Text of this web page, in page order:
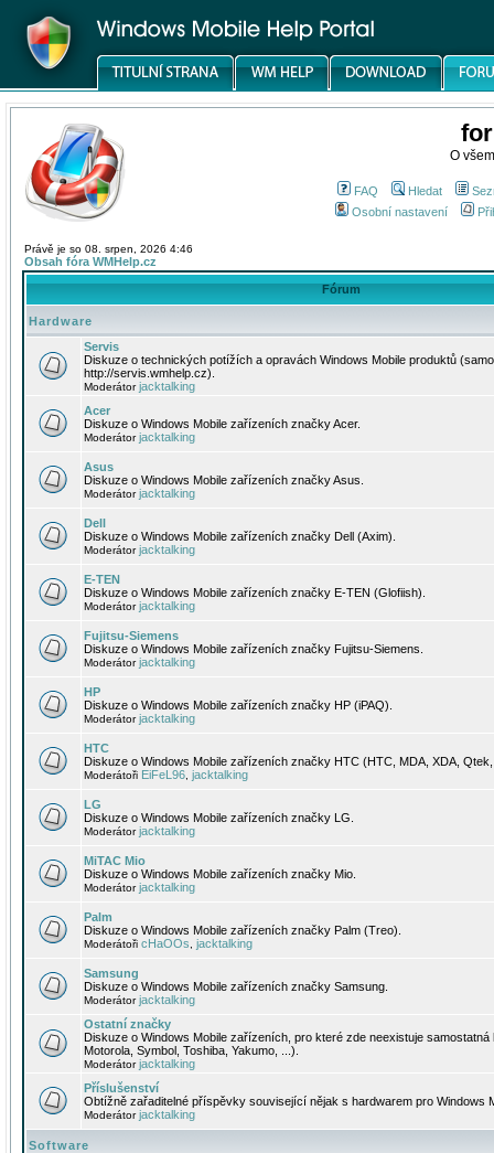
O
FAQ Hledat
Osobní nastavení
Právě je so 08. srpen, 2026 4:46
Obsah fóra WMHelp.cz
Fórum
Hardware
Servis
Diskuze o technických potížích a opravách Windows Mobile produktů
http://servis.wmhelp.cz).
Moderátorjacktalking
Acer
Diskuze o Windows Mobile zařízeních značky Acer.
Moderátorjacktalking
Asus
Diskuze o Windows Mobile zařízeních značky Asus.
Moderátorjacktalking
Dell
Diskuze o Windows Mobile zařízeních značky Dell (Axim).
Moderátorjacktalking
E-TEN
Diskuze o Windows Mobile zařízeních značky E-TEN (Glofiish).
Moderátorjacktalking
Fujitsu-Siemens
Diskuze o Windows Mobile zařízeních značky Fujitsu-Siemens.
Moderátorjacktalking
HP
Diskuze o Windows Mobile zařízeních značky HP (iPAQ).
Moderátorjacktalking
HTC
Diskuze o Windows Mobile zařízeních značky HTC (HTC, MDA, XDA,
Moderátoři EiFeL96 jacktalking
LG
Diskuze o Windows Mobile zařízeních značky LG.
Moderátorjacktalking
MiTAC Mio
Diskuze o Windows Mobile zařízeních značky Mio.
Moderátorjacktalking
Palm
Diskuze o Windows Mobile zařízeních značky Palm (Treo).
Moderátoři cHaOOs jacktalking
Samsung
Diskuze o Windows Mobile zařízeních značky Samsung.
Moderátorjacktalking
Ostatní značky
Diskuze o Windows Mobile zařízeních, pro které zde neexistuje
Motorola, Symbol, Toshiba, Yakumo, ...).
Moderátorjacktalking
Příslušenství
Obtížně zařaditelné příspěvky související nějak s hardwarem pro Windows
Moderátorjacktalking
Software